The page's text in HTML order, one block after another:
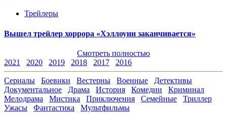
Трейлеры
Вышел трейлер хоррора «Хэллоуин заканчивается»
Смотреть полностью
2021
2020 2019 2018 2017 2016
Сериалы Боевики Вестерны Военные
Детективы
Документальное
Драма История Комедии
Криминал
Мелодрама
Мистика Приключения Семейные
Триллер
Ужасы
Фантастика Мультфильмы